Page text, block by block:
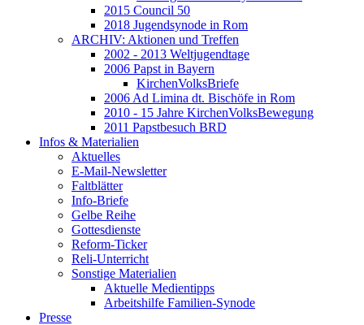
2015 Council 50
2018 Jugendsynode in Rom
ARCHIV: Aktionen und Treffen
2002 - 2013 Weltjugendtage
2006 Papst in Bayern
KirchenVolksBriefe
2006 Ad Limina dt. Bischöfe in Rom
2010 - 15 Jahre KirchenVolksBewegung
2011 Papstbesuch BRD
Infos & Materialien
Aktuelles
E-Mail-Newsletter
Faltblätter
Info-Briefe
Gelbe Reihe
Gottesdienste
Reform-Ticker
Reli-Unterricht
Sonstige Materialien
Aktuelle Medientipps
Arbeitshilfe Familien-Synode
Presse